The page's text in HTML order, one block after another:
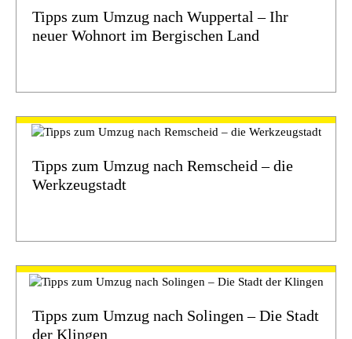
Tipps zum Umzug nach Wuppertal – Ihr
neuer Wohnort im Bergischen Land
Tipps zum Umzug nach Remscheid – die
Werkzeugstadt
Tipps zum Umzug nach Solingen – Die Stadt
der Klingen